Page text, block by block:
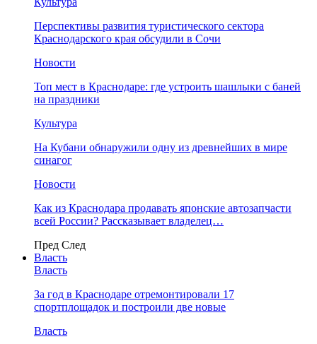
Перспективы развития туристического сектора
Краснодарского края обсудили в Сочи
Новости
Топ мест в Краснодаре: где устроить шашлыки с баней
на праздники
Культура
На Кубани обнаружили одну из древнейших в мире
синагог
Новости
Как из Краснодара продавать японские автозапчасти
всей России? Рассказывает владелец…
Пред След
Власть
Власть
За год в Краснодаре отремонтировали 17
спортплощадок и построили две новые
Власть